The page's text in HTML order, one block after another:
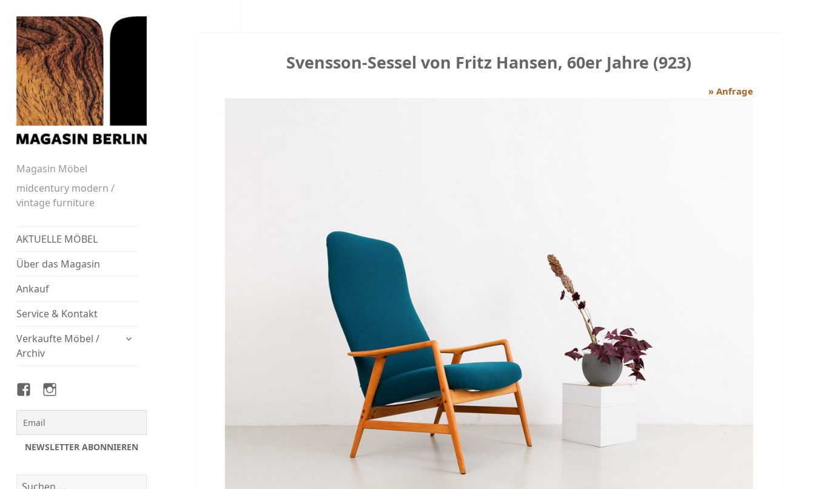
Magasin Möbel
midcentury modern /
vintage furniture
AKTUELLE MÖBEL
Über das Magasin
Ankauf
Service & Kontakt
Verkaufte Möbel /
Archiv
untermenü
Magasin
Facebook
Magasin
Instagram
Suchen
Svensson-Sessel von Fritz Hansen, 60er Jahre (923)
» Anfrage